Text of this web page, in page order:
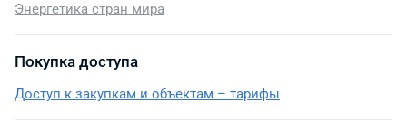
Энергетика стран мира
Покупка доступа
Доступ к закупкам и объектам – тарифы